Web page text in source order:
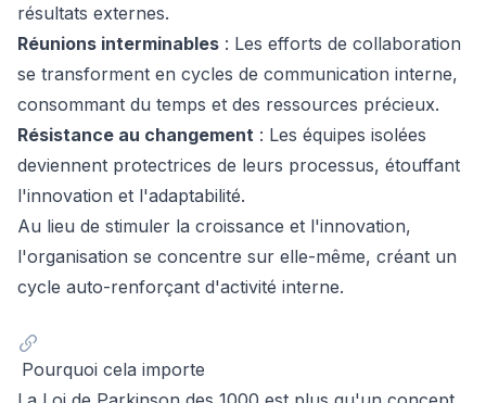
résultats externes.
Réunions interminables : Les efforts de collaboration
se transforment en cycles de communication interne,
consommant du temps et des ressources précieux.
Résistance au changement : Les équipes isolées
deviennent protectrices de leurs processus, étouffant
l'innovation et l'adaptabilité.
Au lieu de stimuler la croissance et l'innovation,
l'organisation se concentre sur elle-même, créant un
cycle auto-renforçant d'activité interne.
Pourquoi cela importe